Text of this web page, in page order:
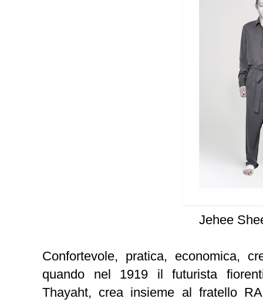
Jehee
Confortevole, pratica, economica,
quando nel 1919 il futurista
Thayaht, crea insieme al fratello